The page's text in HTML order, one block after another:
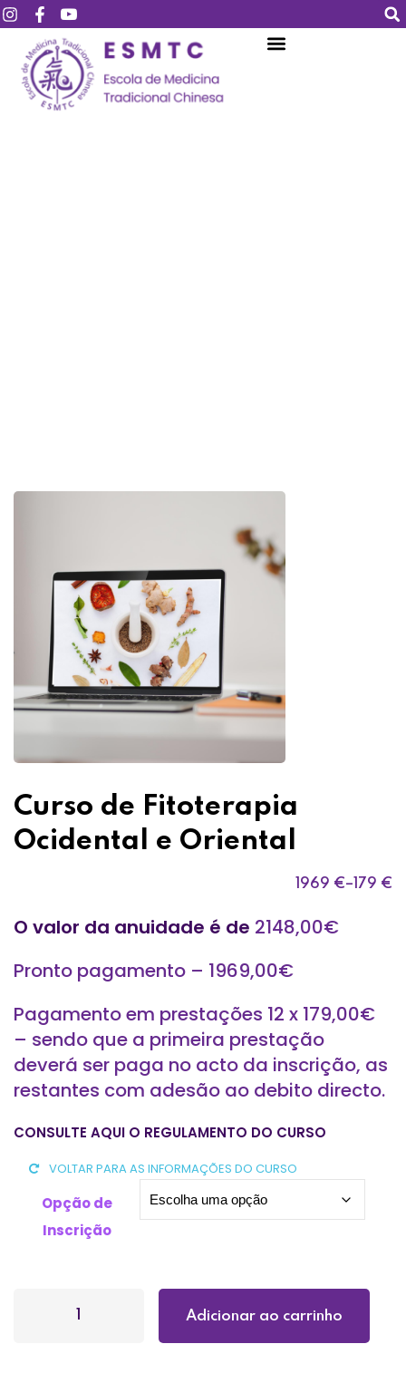
Curso de Fitoterapia
Ocidental e Oriental
179 €
–
1969 €
O valor da anuidade é de 2148,00€
Pronto pagamento – 1969,00€
Pagamento em prestações 12 x 179,00€
– sendo que a primeira prestação
deverá ser paga no acto da inscrição, as
restantes com adesão ao debito directo.
CONSULTE AQUI O REGULAMENTO DO CURSO
VOLTAR PARA AS INFORMAÇÕES DO CURSO
Opção de
Inscrição
Adicionar ao carrinho
Login Assinar
Login